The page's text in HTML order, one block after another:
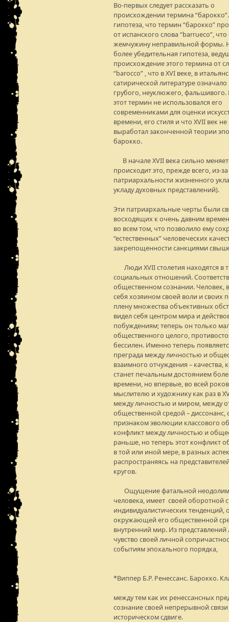
Во-первых следует рассказать о
происхождении термина
гипотеза, что термин “барокко”
от испанского слова “barrueco”,
жемчужину неправильной формы.
более убедительная гипотеза,
происхождение этого термина от
“barocco” , что в XVI веке, в
сатирической литературе
грубого, неуклюжего,
этот термин не использовался его
современниками для оценки
времени, его стиля и что XVII век не
выработал законченной теории
барокко.
В начале XVII века сильно
происходит это, прежде всего, из-
патриархальности жизненного
укладу духовных представлений).
Эти патриархальные черты были
восходящих к очень давним
во всем том, что позволило ему
“естественных” человеческих
закрепощенности санкциями
Люди XVII столетия находятся в
социальных отношений.
общественном сознании.
себя хозяином своей воли и своих
плену множества объективных
видел себя центром мира и
побуждениям; теперь он только
общественного целого,
бессилен. Именно теперь
преграда между личностью и
взаимного отчуждения –
станет печальным достоянием
времени, но впервые, во всей
мыслителю и художнику как раз в
между личностью и миром, между
общественной средой –
признаком эволюции классового
конфликт между личностью и
раньше, но теперь этот конфликт
в той или иной мере, в разных
распространяясь на
кругов.
Ощущение фатальной
человека, имеет своей оборотной
индивидуалистических тенденций,
окружающей его общественной
внутренний мир. Из представлений
чувство своей личной
событиям эпохального порядка,
*Виппер Б.Р. Ренессанс. Барокко.
между тем как их ренессансных
сознание своей непрерывной
историческом сдвиге.